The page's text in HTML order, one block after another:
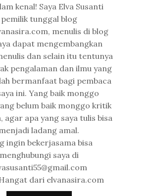
kenal! Saya Elva Susanti
pemilik tunggal blog
menulis di blog
dapat mengembangkan
dan selain itu tentunya
pengalaman dan ilmu yang
bermanfaat bagi pembaca
ini. Yang baik monggo
belum baik monggo kritik
agar apa yang saya tulis bisa
ladang amal.
ingin bekerjasama bisa
menghubungi saya di
dari elvanasira.com